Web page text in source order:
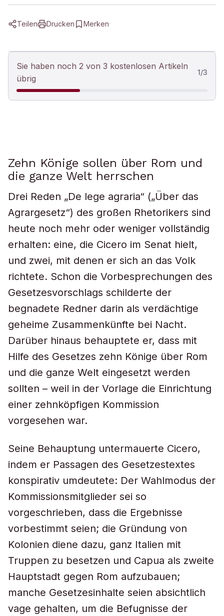
Teilen Drucken Merken
Sie haben noch 2 von 3 kostenlosen Artikeln
übrig
1/3
Zehn Könige sollen über Rom und
die ganze Welt herrschen
Drei Reden „De lege agraria“ („Über das
Agrargesetz“) des großen Rhetorikers sind
heute noch mehr oder weniger vollständig
erhalten: eine, die Cicero im Senat hielt,
und zwei, mit denen er sich an das Volk
richtete. Schon die Vorbesprechungen des
Gesetzesvorschlags schilderte der
begnadete Redner darin als verdächtige
geheime Zusammenkünfte bei Nacht.
Darüber hinaus behauptete er, dass mit
Hilfe des Gesetzes zehn Könige über Rom
und die ganze Welt eingesetzt werden
sollten – weil in der Vorlage die Einrichtung
einer zehnköpfigen Kommission
vorgesehen war.
Seine Behauptung untermauerte Cicero,
indem er Passagen des Gesetzestextes
konspirativ umdeutete: Der Wahlmodus der
Kommissionsmitglieder sei so
vorgeschrieben, dass die Ergebnisse
vorbestimmt seien; die Gründung von
Kolonien diene dazu, ganz Italien mit
Truppen zu besetzen und Capua als zweite
Hauptstadt gegen Rom aufzubauen;
manche Gesetzesinhalte seien absichtlich
vage gehalten, um die Befugnisse der